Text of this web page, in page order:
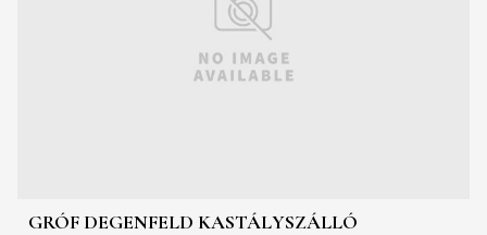
GRÓF DEGENFELD KASTÁLYSZÁLLÓ